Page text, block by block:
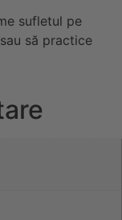
sufletul pe
să practice